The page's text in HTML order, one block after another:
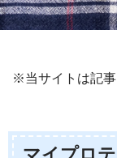
※当サイトは記